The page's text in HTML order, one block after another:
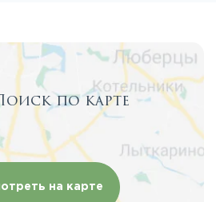
по карте
на карте